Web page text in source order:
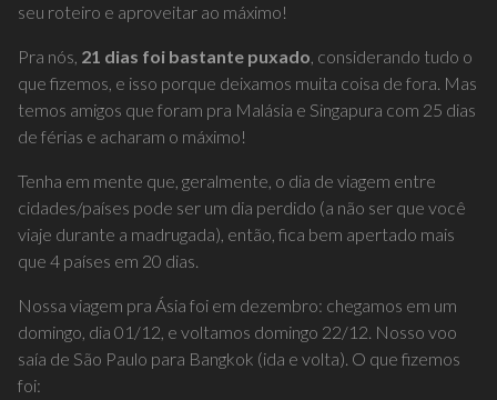
seu roteiro e aproveitar ao máximo!
Pra nós, 21 dias foi bastante puxado, considerando tudo o
que fizemos, e isso porque deixamos muita coisa de fora. Mas
temos amigos que foram pra Malásia e Singapura com 25 dias
de férias e acharam o máximo!
Tenha em mente que, geralmente, o dia de viagem entre
cidades/países pode ser um dia perdido (a não ser que você
viaje durante a madrugada), então, fica bem apertado mais
que 4 países em 20 dias.
Nossa viagem pra Ásia foi em dezembro: chegamos em um
domingo, dia 01/12, e voltamos domingo 22/12. Nosso voo
saía de São Paulo para Bangkok (ida e volta). O que fizemos
foi: